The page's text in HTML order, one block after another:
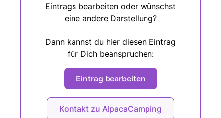
Eintrags bearbeiten oder wünschst
eine andere Darstellung?
Dann kannst du hier diesen Eintrag
für Dich beanspruchen:
Eintrag bearbeiten
Kontakt zu AlpacaCamping